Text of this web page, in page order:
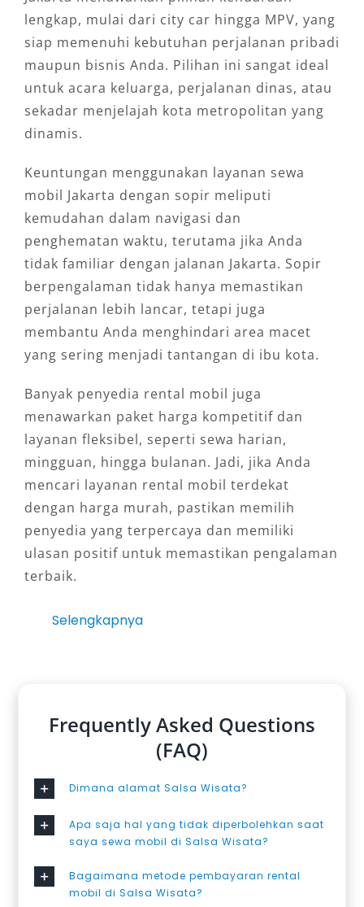
lengkap, mulai dari city car hingga MPV, yang
siap memenuhi kebutuhan perjalanan pribadi
maupun bisnis Anda. Pilihan ini sangat ideal
untuk acara keluarga, perjalanan dinas, atau
sekadar menjelajah kota metropolitan yang
dinamis.
Keuntungan menggunakan layanan sewa
mobil Jakarta dengan sopir meliputi
kemudahan dalam navigasi dan
penghematan waktu, terutama jika Anda
tidak familiar dengan jalanan Jakarta. Sopir
berpengalaman tidak hanya memastikan
perjalanan lebih lancar, tetapi juga
membantu Anda menghindari area macet
yang sering menjadi tantangan di ibu kota.
Banyak penyedia rental mobil juga
menawarkan paket harga kompetitif dan
layanan fleksibel, seperti sewa harian,
mingguan, hingga bulanan. Jadi, jika Anda
mencari layanan rental mobil terdekat
dengan harga murah, pastikan memilih
penyedia yang terpercaya dan memiliki
ulasan positif untuk memastikan pengalaman
terbaik.
Selengkapnya
Frequently Asked Questions
(FAQ)
Dimana alamat Salsa Wisata?
Apa saja hal yang tidak diperbolehkan saat
saya sewa mobil di Salsa Wisata?
Bagaimana metode pembayaran rental
mobil di Salsa Wisata?